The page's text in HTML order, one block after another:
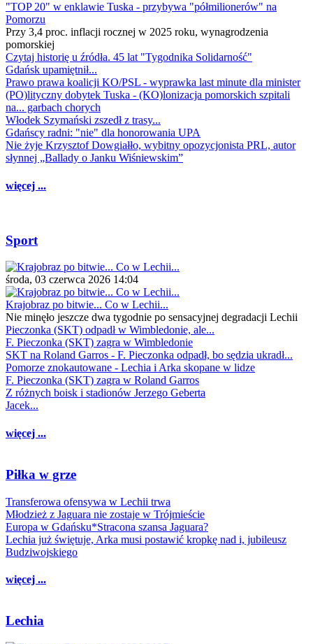
"TOP 20" w enklawie Tuska - przybywa "półmilionerów" na
Pomorzu
Przy 3,4 proc. inflacji rocznej w 2025 roku, wynagrodzenia
pomorskiej
Czytaj historię u źródła. 45 lat "Tygodnika Solidarność"
Gdańsk upamiętnił...
Prawo prawa koalicji KO/PSL - wyprawka last minute dla minister
(PO)lityczny dobytek Tuska - (KO)lonizacja pomorskich szpitali
na... garbach chorych
Włodek Szymański zszedł z trasy...
Gdańscy radni: "nie" dla honorowania UPA
Nie żyje Krzysztof Dowgiałło, wybitny opozycjonista PRL, autor
słynnej „Ballady o Janku Wiśniewskim”
więcej ...
Sport
środa, 03 czerwca 2026 14:04
Krajobraz po bitwie... Co w Lechii...
Nie minęło jeszcze dwa tygodnie po sensacyjnej degradacji Lechii
Pieczonka (SKT) odpadł w Wimbledonie, ale...
F. Pieczonka (SKT) zagra w Wimbledonie
SKT na Roland Garros - F. Pieczonka odpadł, bo sędzia ukradł...
Pomorze znokautowane - Lechia i Arka skopane w lidze
F. Pieczonka (SKT) zagra w Roland Garros
Z różnych boisk i stadionów Jerzego Geberta
Jacek...
więcej ...
Piłka w grze
Transferowa ofensywa w Lechii trwa
Młodzież z Jaguara nie zostaje w Trójmieście
Europa w Gdańsku*Stracona szansa Jaguara?
Lechia już świętuje, Arka musi postawić kropkę nad i, jubileusz
Budziwojskiego
więcej ...
Lechia